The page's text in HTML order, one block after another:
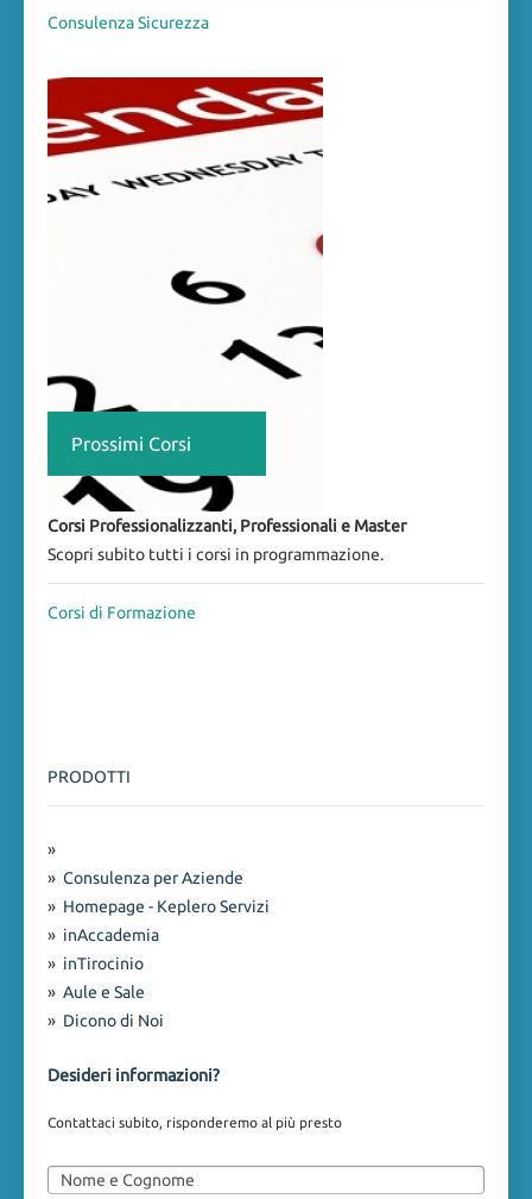
Consulenza Sicurezza
Prossimi Corsi
Corsi Professionalizzanti, Professionali e Master
Scopri subito tutti i corsi in programmazione.
Corsi di Formazione
PRODOTTI
»
» Consulenza per Aziende
» Homepage - Keplero Servizi
» inAccademia
» inTirocinio
» Aule e Sale
» Dicono di Noi
Desideri informazioni?
Contattaci subito, risponderemo al più presto